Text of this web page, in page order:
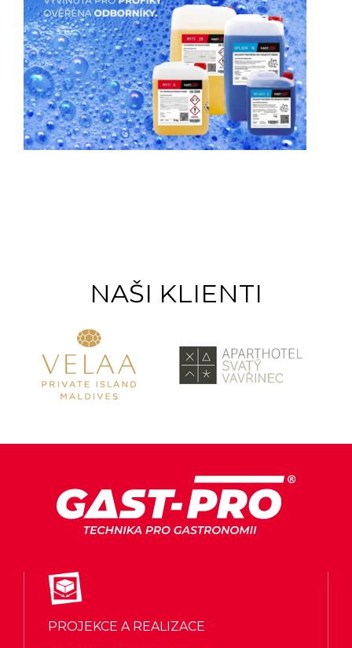
NAŠI KLIENTI
PROJEKCE A REALIZACE